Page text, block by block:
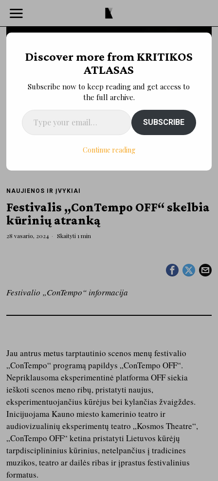
NAUJIENOS IR ĮVYKIAI
Festivalis „ConTempo OFF“ skelbia
kūrinių atranką
28 vasario, 2024 Skaityti 1 min
Festivalio „ConTempo“ informacija
Jau antrus metus tarptautinio scenos menų festivalio
„ConTempo“ programą papildys „ConTempo OFF“.
Nepriklausoma eksperimentinė platforma OFF siekia
ieškoti scenos meno ribų, pristatyti naujus,
eksperimentuojančius kūrėjus bei kylančias žvaigždes.
Inicijuojama Kauno miesto kamerinio teatro ir
audiovizualinių eksperimentų teatro „Kosmos Theatre“,
„ConTempo OFF“ ketina pristatyti Lietuvos kūrėjų
tarpdisciplininius kūrinius, netelpančius į tradicines
muzikos, teatro ar dailės ribas ir įprastus festivalinius
formatus.
Discover more from KRITIKOS
ATLASAS
Subscribe now to keep reading and get access to
the full archive.
Type your email…
SUBSCRIBE
Continue reading